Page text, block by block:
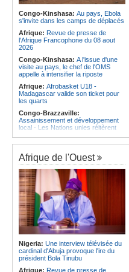
Afrique:Le roman-photo de la
phase de groupes de la
TotalEnergies CAF Coupe d'Afrique
Féminine, Maroc 2026
Afrique:Présentation du Groupe
d'Étude Technique (TSG) de la
des Nations Féminine, Maroc 2026
Congo-Kinshasa: Au pays, Ebola
s'invite dans les camps de déplacés
Afrique: Revue de presse de
l'Afrique Francophone du 08 aout
2026
Congo-Kinshasa: A l'issue d'une
visite au pays, le chef de l'OMS
appelle à intensifier la riposte
Afrique: Afrobasket U18 -
Madagascar valide son ticket pour
les quarts
Congo-Brazzaville:
Assainissement et développement
local - Les Nations unies réitèrent
Angola:Le pays a achevé 89 % du
déminage des 911 zones minées
Angola:Des élèves angolais
remportent plus de 50 médailles aux
Olympiades de mathématiques en
Angleterre
Angola:Petro qualifié pour les
demi-finales du championnat
national féminin
Angola:Baisse des cas de
tuberculose au premier semestre
dans la province de Cunene
Angola:Le pétrole brut Brent
s'échange en territoire positif
Afrique de l'Ouest
Nigeria: Une interview télévisée du
cardinal d'Abuja provoque l'ire du
président Bola Tinubu
Afrique: Revue de presse de